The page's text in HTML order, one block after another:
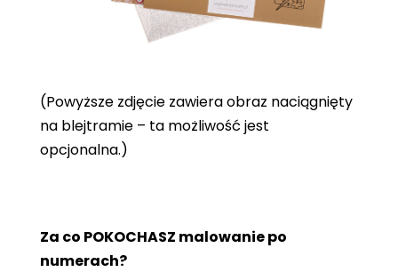
(Powyższe zdjęcie zawiera obraz naciągnięty
na blejtramie – ta możliwość jest
opcjonalna.)
Za co POKOCHASZ malowanie po
numerach?